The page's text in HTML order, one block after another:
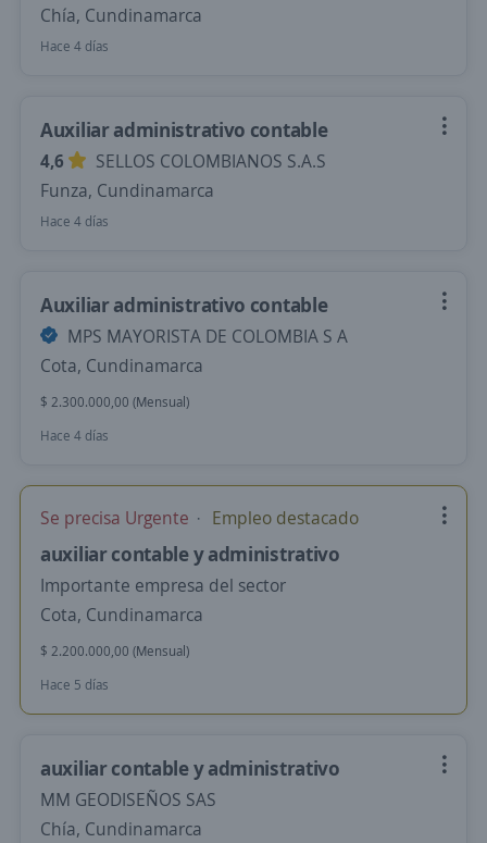
Chía, Cundinamarca
Hace 4 días
Auxiliar administrativo contable
4,6
SELLOS COLOMBIANOS S.A.S
Funza, Cundinamarca
Hace 4 días
Auxiliar administrativo contable
MPS MAYORISTA DE COLOMBIA S A
Cota, Cundinamarca
$ 2.300.000,00 (Mensual)
Hace 4 días
Se precisa Urgente Empleo destacado
auxiliar contable y administrativo
Importante empresa del sector
Cota, Cundinamarca
$ 2.200.000,00 (Mensual)
Hace 5 días
auxiliar contable y administrativo
MM GEODISEÑOS SAS
Chía, Cundinamarca